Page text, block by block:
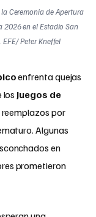
Ceremonia de Apertura
2026 en el Estadio San
Peter Kneffel
enfrenta quejas
los Juegos de
por
Algunas
en
prometieron